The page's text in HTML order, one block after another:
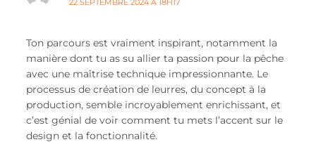
Ton parcours est vraiment inspirant, notamment la
manière dont tu as su allier ta passion pour la pêche
avec une maîtrise technique impressionnante. Le
processus de création de leurres, du concept à la
production, semble incroyablement enrichissant, et
c’est génial de voir comment tu mets l’accent sur le
design et la fonctionnalité.